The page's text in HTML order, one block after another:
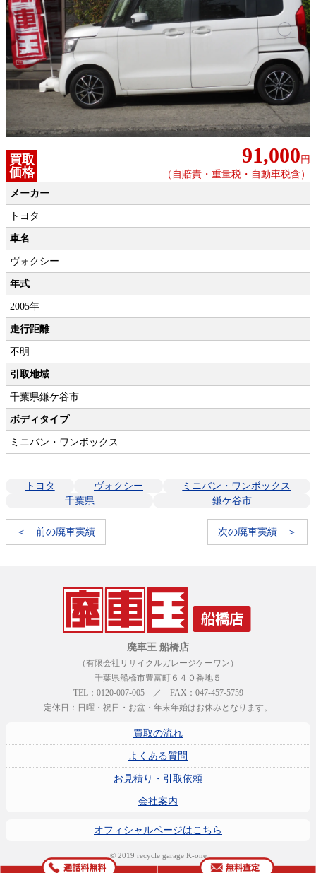
買取
価格
91,000 円
（自賠責・重量税・自動車税含）
メーカー
トヨタ
車名
ヴォクシー
年式
2005年
走行距離
不明
引取地域
千葉県鎌ケ谷市
ボディタイプ
ミニバン・ワンボックス
トヨタ ヴォクシー
ミニバン・ワンボックス
千葉県
鎌ケ谷市
＜ 前の廃車実績 次の廃車実績 ＞
廃車王 船橋店
（有限会社リサイクルガレージケーワン）
千葉県船橋市豊富町６４０番地５
TEL：0120-007-005 ／ FAX：047-457-5759
定休日：日曜・祝日・お盆・年末年始はお休みとなります。
買取の流れ
よくある質問
お見積り・引取依頼
会社案内
オフィシャルページはこちら
© 2019 recycle garage K-one